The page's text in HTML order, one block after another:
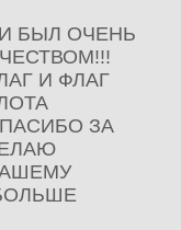
БЫЛ ОЧЕНЬ
И ФЛАГ
ЗА